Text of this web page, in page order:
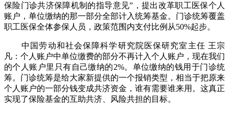
保险门诊共济保障机制的指导意见”，提出改革职工医保个人
账户，单位缴纳的那一部分全部计入统筹基金。门诊统筹覆盖
职工医保全体参保人员，政策范围内支付比例从50%起步。
中国劳动和社会保障科学研究院医保研究室主任 王宗
凡：个人账户中单位缴费的部分不再计入个人账户，现在我们
的个人账户里只有自己缴纳的2%。单位缴纳的钱用于门诊统
筹。门诊统筹是给大家新提供的一个报销类型，相当于把原来
个人账户的一部分钱变成共济资金，谁有需要谁来用。这真正
实现了保险基金的互助共济、风险共担的目标。